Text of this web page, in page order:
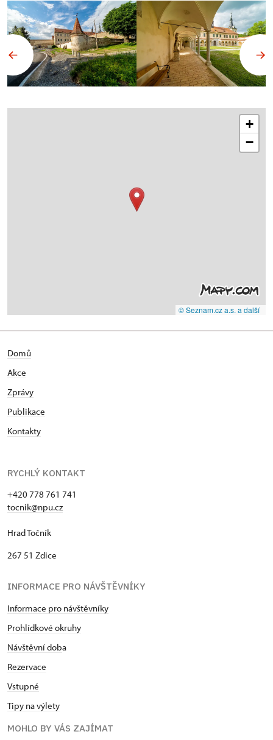
+
−
© Seznam.cz a.s. a další
Domů
Akce
Zprávy
Publikace
Kontakty
RYCHLÝ KONTAKT
+420 778 761 741
tocnik@npu.cz
Hrad Točník
267 51 Zdice
INFORMACE PRO NÁVŠTĚVNÍKY
Informace pro návštěvníky
Prohlídkové okruhy
Návštěvní doba
Rezervace
Vstupné
Tipy na výlety
MOHLO BY VÁS ZAJÍMAT